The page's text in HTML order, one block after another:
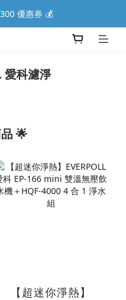
優惠券 💰
愛科濾淨
🌟
【超迷你淨熱】